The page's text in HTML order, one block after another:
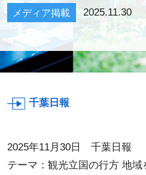
メディア掲載 2025.11.30
千葉日報
2025年11月30日 千葉日報
テーマ：観光立国の行方 地